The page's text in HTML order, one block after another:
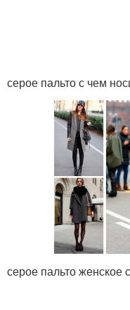
серое пальто с чем
серое пальто женское